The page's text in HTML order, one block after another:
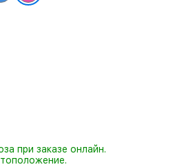
при заказе онлайн.